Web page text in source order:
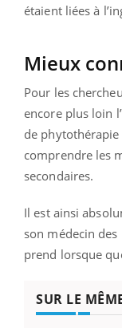
étaient liées à
Mieux
Pour les
encore plus loin
de
comprendre les
secondaires.
Il est ainsi
son médecin
prend lorsque
SUR LE